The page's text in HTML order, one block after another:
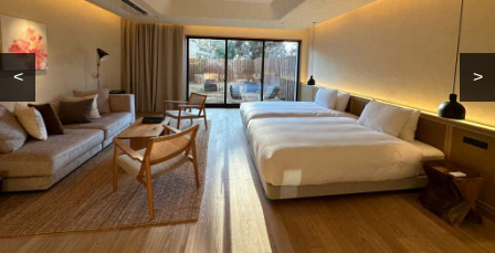
<
勉強に集中できないの
は“やる気”のせいじゃな
い？プロに学ぶアイケア
【日焼け止め特有の重さナ
シ】美容液感覚のうるおう
UVクリーム
勉強に集中できないの
は“やる気”のせいじゃな
い？プロに学ぶアイケア
【日焼け止め特有の重さナ
シ】美容液感覚のうるおう
UVクリーム
>